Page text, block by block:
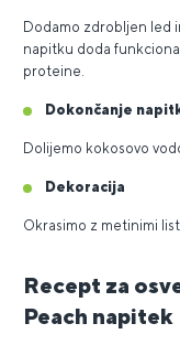
Dodamo zdrobljen led
napitku doda
proteine.
Dokončanje
Dolijemo kokosovo
Dekoracija
Okrasimo z metinimi
Recept za
Peach napitek